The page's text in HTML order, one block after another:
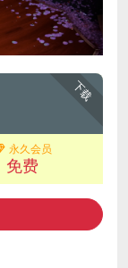
下载
永久会员
免费